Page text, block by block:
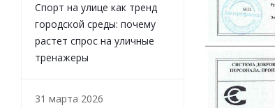
Спорт на улице как тренд
городской среды: почему
растет спрос на уличные
тренажеры
31 марта 2026